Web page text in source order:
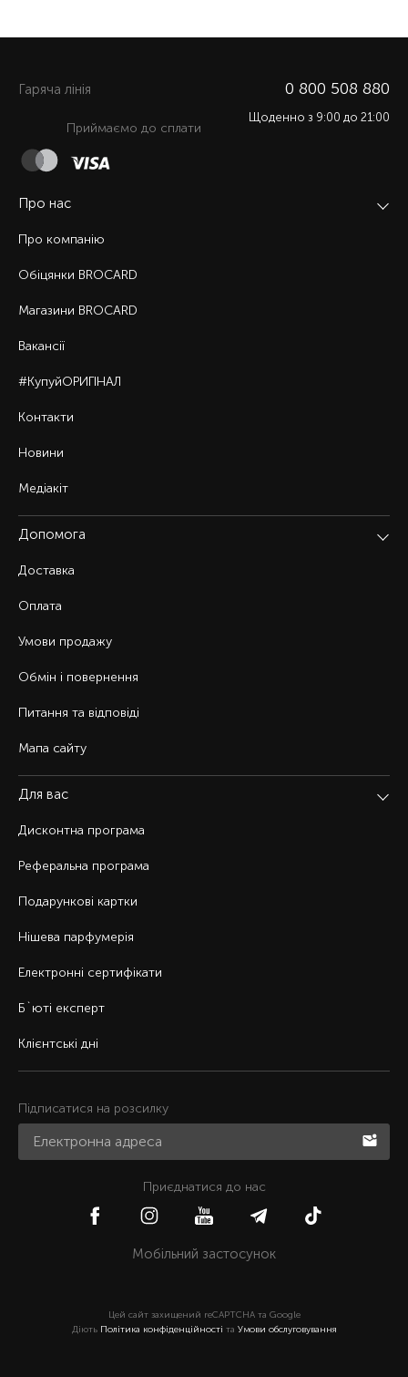
Про нас
Про компанію
Обіцянки BROCARD
Магазини BROCARD
Вакансії
#КупуйОРИГІНАЛ
Контакти
Новини
Медіакіт
Допомога
Доставка
Оплата
Умови продажу
Обмін і повернення
Питання та відповіді
Мапа сайту
Для вас
Дисконтна програма
Реферальна програма
Подарункові картки
Нішева парфумерія
Електронні сертифікати
Б`юті експерт
Клієнтські дні
Гаряча лiнiя 0 800 508 880
Щоденно з 9:00 до 21:00
Приймаємо до сплати
Підписатися на розсилку
Приєднатися до нас
Мобільний застосунок
Цей сайт захищений reCAPTCHA та Google
Діють Політика конфіденційності та Умови обслуговування